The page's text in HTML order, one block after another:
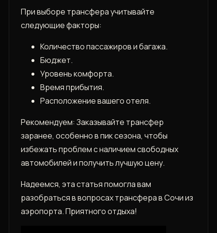
При выборе трансфера учитывайте
следующие факторы:
Количество пассажиров и багажа.
Бюджет.
Уровень комфорта.
Время прибытия.
Расположение вашего отеля.
Рекомендуем: Заказывайте трансфер
заранее‚ особенно в пик сезона‚ чтобы
избежать проблем с наличием свободных
автомобилей и получить лучшую цену.
Надеемся‚ эта статья помогла вам
разобраться в вопросах трансфера в Сочи из
аэропорта. Приятного отдыха!